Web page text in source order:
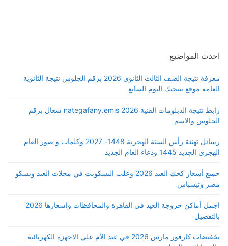
احدث المواضيع
معرفة نتيجة الصف الثالث الثانوي 2026 برقم الجلوس نتيجة الثانوية
العامة موقع نتيجتك اليوم السابع
رابط نتيجة الدبلومات الفنية 2026 nategafany.emis شغال برقم
الجلوس والاسم
رسائل تهنئة رأس السنة الهجرية 1448- 2027 وكلمات و صور العام
الهجري الجديد 1445 ودعاء العام الجديد
جميع أسعار كحك العيد 2026 وعلب البسكويت في محلات العبد وبسكو
مصر وتيسباس
اجمل أماكن خروجة العيد في القاهرة والمحافظات واسعارها 2026
بالتفصيل
تخفيضات كارفور مارس 2026 في عيد الأم علي الاجهزة الكهربائية